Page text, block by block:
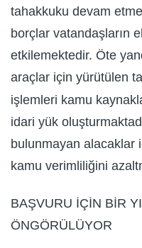
tahakkuku devam
borçlar vatandaşların
etkilemektedir. Öte
araçlar için yürütülen
işlemleri kamu
idari yük
bulunmayan alacaklar
kamu verimliliğini
BAŞVURU İÇİN BİR
ÖNGÖRÜLÜYOR